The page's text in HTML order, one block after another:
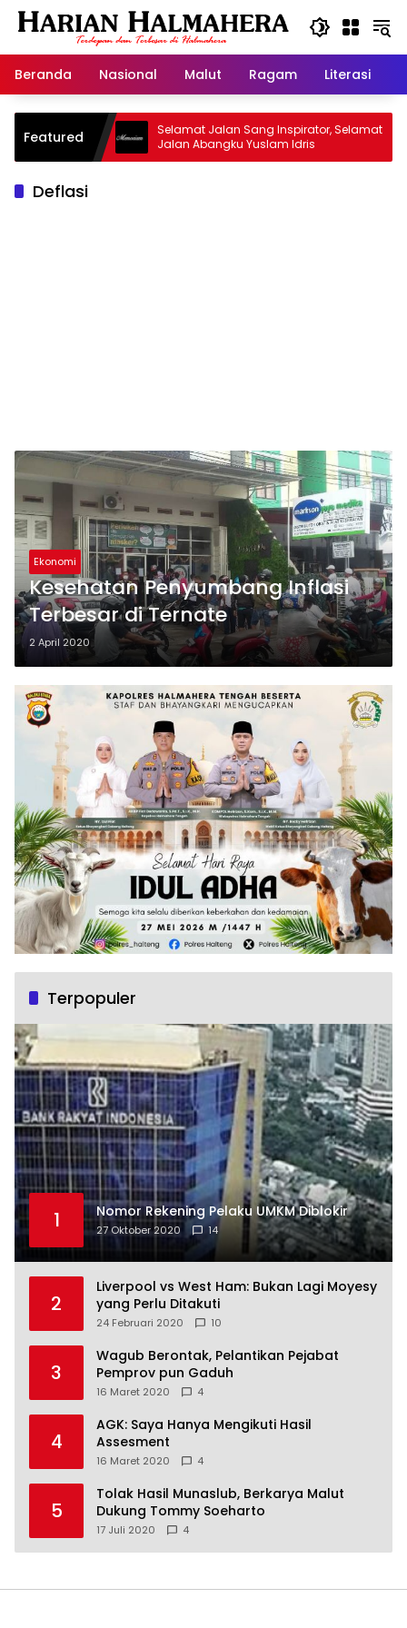
Langsung
Beranda
Nasional Malut Ragam Literasi
Featured
Warisan
Selamat Jalan Sang Inspirator, Selamat
Jalan Abangku Yuslam Idris
Deflasi
Ekonomi
Kesehatan Penyumbang Inflasi
Terbesar di Ternate
2 April 2020
Terpopuler
1 Nomor Rekening Pelaku UMKM Diblokir
27 Oktober 2020 14
2
Liverpool vs West Ham: Bukan Lagi Moyesy
yang Perlu Ditakuti
24 Februari 2020 10
3
Wagub Berontak, Pelantikan Pejabat
Pemprov pun Gaduh
16 Maret 2020 4
4
AGK: Saya Hanya Mengikuti Hasil
Assesment
16 Maret 2020 4
5
Tolak Hasil Munaslub, Berkarya Malut
Dukung Tommy Soeharto
17 Juli 2020 4